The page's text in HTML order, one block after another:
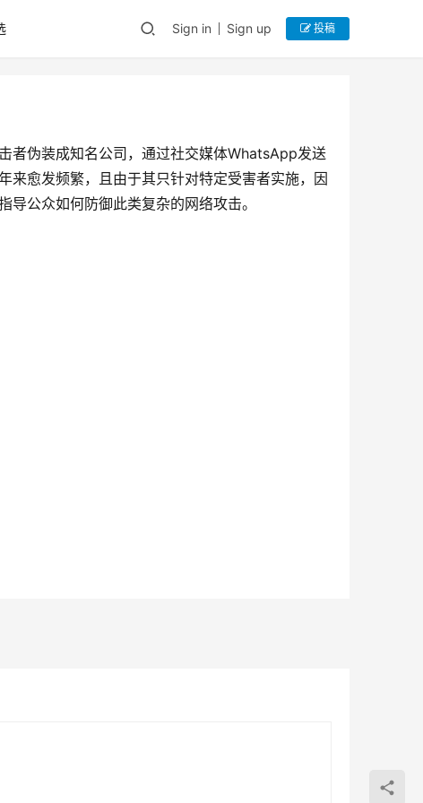
Sign in Sign up 投稿
者伪装成知名公司，通过社交媒体WhatsApp发送
来愈发频繁，且由于其只针对特定受害者实施，因
公众如何防御此类复杂的网络攻击。